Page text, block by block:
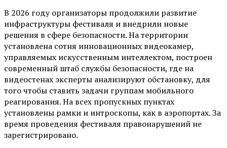
В 2026 году организаторы продолжили развитие
инфраструктуры фестиваля и внедрили новые
решения в сфере безопасности. На территории
установлена сотня инновационных видеокамер,
управляемых искусственным интеллектом, построен
современный штаб службы безопасности, где на
видеостенах эксперты анализируют обстановку, для
того чтобы ставить задачи группам мобильного
реагирования. На всех пропускных пунктах
установлены рамки и интроскопы, как в аэропортах. За
время проведения фестиваля правонарушений не
зарегистрировано.